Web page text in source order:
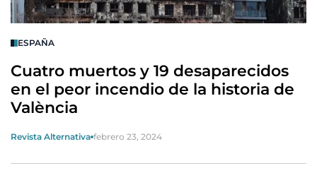
ESPAÑA
Cuatro muertos y 19 desaparecidos
en el peor incendio de la historia de
València
Revista Alternativa febrero 23, 2024